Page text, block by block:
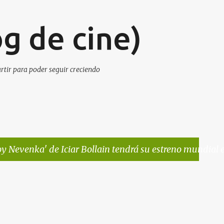
de cine)
para poder seguir creciendo
Nevenka' de Iciar Bollain tendrá su estreno mundial